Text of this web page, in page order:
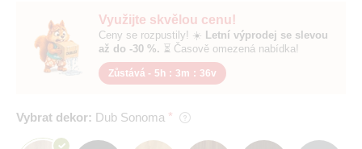
Využijte skvělou cenu!
Ceny se rozpustily! ☀️ Letní výprodej se slevou
až do -30 %. ⏳ Časově omezená nabídka!
Zůstává - 5h : 3m : 35v
Vybrat dekor: Dub Sonoma